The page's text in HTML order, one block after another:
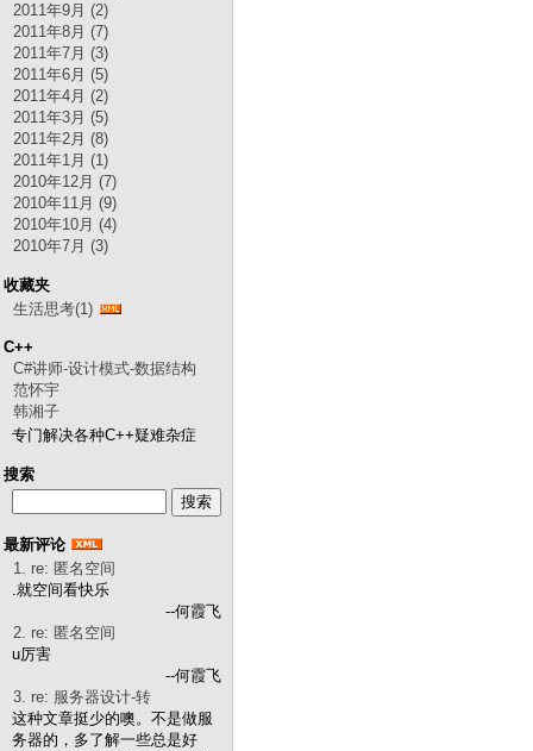
2011年9月 (2)
2011年8月 (7)
2011年7月 (3)
2011年6月 (5)
2011年4月 (2)
2011年3月 (5)
2011年2月 (8)
2011年1月 (1)
2010年12月 (7)
2010年11月 (9)
2010年10月 (4)
2010年7月 (3)
收藏夹
生活思考(1)
C++
C#讲师-设计模式-数据结构
范怀宇
韩湘子
专门解决各种C++疑难杂症
搜索
最新评论
1. re: 匿名空间
.就空间看快乐
--何霞飞
2. re: 匿名空间
u厉害
--何霞飞
3. re: 服务器设计-转
这种文章挺少的噢。不是做服
务器的，多了解一些总是好